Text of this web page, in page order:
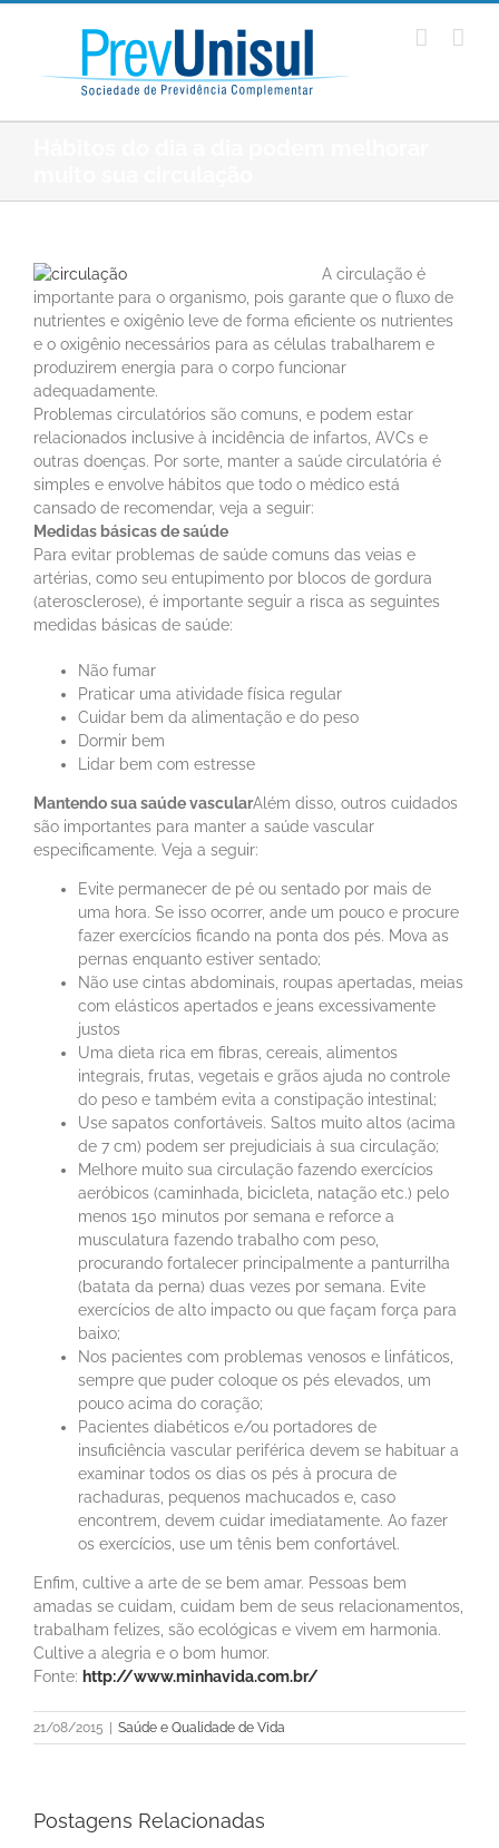
Ir
conteúdo
A circulação é
importante para o organismo, pois garante que o fluxo de
nutrientes e oxigênio leve de forma eficiente os nutrientes
e o oxigênio necessários para as células trabalharem e
produzirem energia para o corpo funcionar
adequadamente.
Problemas circulatórios são comuns, e podem estar
relacionados inclusive à incidência de infartos, AVCs e
outras doenças. Por sorte, manter a saúde circulatória é
simples e envolve hábitos que todo o médico está
cansado de recomendar, veja a seguir:
Medidas básicas de saúde
Para evitar problemas de saúde comuns das veias e
artérias, como seu entupimento por blocos de gordura
(aterosclerose), é importante seguir a risca as seguintes
medidas básicas de saúde:
Não fumar
Praticar uma atividade física regular
Cuidar bem da alimentação e do peso
Dormir bem
Lidar bem com estresse
Mantendo sua saúde vascularAlém disso, outros cuidados
são importantes para manter a saúde vascular
especificamente. Veja a seguir:
Evite permanecer de pé ou sentado por mais de
uma hora. Se isso ocorrer, ande um pouco e procure
fazer exercícios ficando na ponta dos pés. Mova as
pernas enquanto estiver sentado;
Não use cintas abdominais, roupas apertadas, meias
com elásticos apertados e jeans excessivamente
justos
Uma dieta rica em fibras, cereais, alimentos
integrais, frutas, vegetais e grãos ajuda no controle
do peso e também evita a constipação intestinal;
Use sapatos confortáveis. Saltos muito altos (acima
de 7 cm) podem ser prejudiciais à sua circulação;
Melhore muito sua circulação fazendo exercícios
aeróbicos (caminhada, bicicleta, natação etc.) pelo
menos 150 minutos por semana e reforce a
musculatura fazendo trabalho com peso,
procurando fortalecer principalmente a panturrilha
(batata da perna) duas vezes por semana. Evite
exercícios de alto impacto ou que façam força para
baixo;
Nos pacientes com problemas venosos e linfáticos,
sempre que puder coloque os pés elevados, um
pouco acima do coração;
Pacientes diabéticos e/ou portadores de
insuficiência vascular periférica devem se habituar a
examinar todos os dias os pés à procura de
rachaduras, pequenos machucados e, caso
encontrem, devem cuidar imediatamente. Ao fazer
os exercícios, use um tênis bem confortável.
Enfim, cultive a arte de se bem amar. Pessoas bem
amadas se cuidam, cuidam bem de seus relacionamentos,
trabalham felizes, são ecológicas e vivem em harmonia.
Cultive a alegria e o bom humor.
Fonte: http://www.minhavida.com.br/
21/08/2015 Saúde e Qualidade de Vida
Postagens Relacionadas